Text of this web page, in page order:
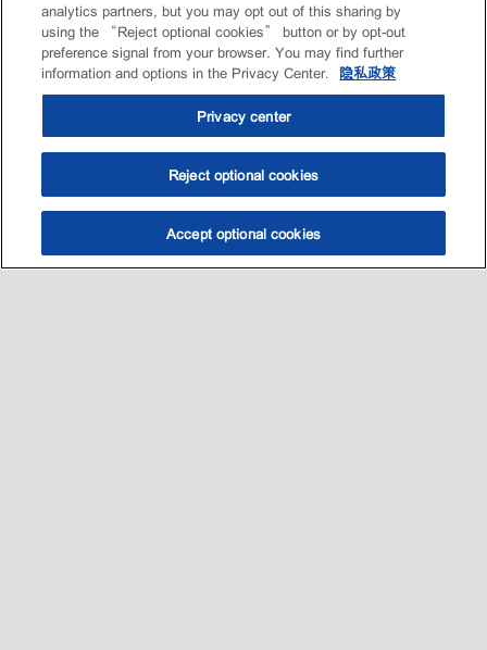
analytics partners, but you may opt out of this sharing by
using the “Reject optional cookies” button or by opt-out
preference signal from your browser. You may find further
information and options in the Privacy Center.
隐私政策
Privacy center
Reject optional cookies
Accept optional cookies